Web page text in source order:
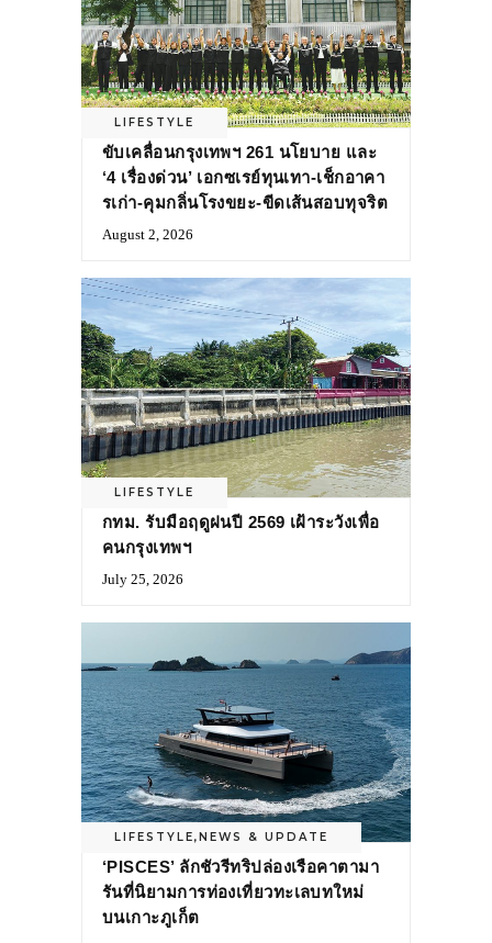
LIFESTYLE
ขับเคลื่อนกรุงเทพฯ 261 นโยบาย และ
‘4 เรื่องด่วน’ เอกซเรย์ทุนเทา-เช็กอาคา
รเก่า-คุมกลิ่นโรงขยะ-ขีดเส้นสอบทุจริต
August 2, 2026
LIFESTYLE
กทม. รับมือฤดูฝนปี 2569 เฝ้าระวังเพื่อ
คนกรุงเทพฯ
July 25, 2026
LIFESTYLE, NEWS & UPDATE
‘PISCES’ ลักชัวรีทริปล่องเรือคาตามา
รันที่นิยามการท่องเที่ยวทะเลบทใหม่
บนเกาะภูเก็ต